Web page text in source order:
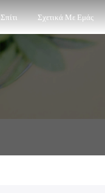
Σπίτι Σχετικά Με Εμάς